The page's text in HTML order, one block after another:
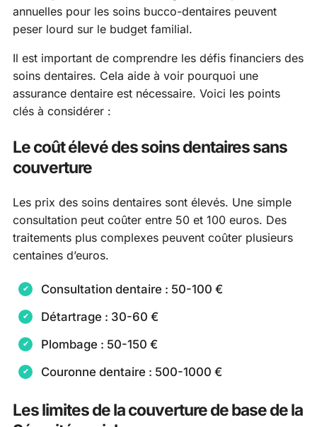
annuelles pour les soins bucco-dentaires peuvent
peser lourd sur le budget familial.
Il est important de comprendre les défis financiers des
soins dentaires. Cela aide à voir pourquoi une
assurance dentaire est nécessaire. Voici les points
clés à considérer :
Le coût élevé des soins dentaires sans
couverture
Les prix des soins dentaires sont élevés. Une simple
consultation peut coûter entre 50 et 100 euros. Des
traitements plus complexes peuvent coûter plusieurs
centaines d’euros.
Consultation dentaire : 50-100 €
Détartrage : 30-60 €
Plombage : 50-150 €
Couronne dentaire : 500-1000 €
Les limites de la couverture de base de la